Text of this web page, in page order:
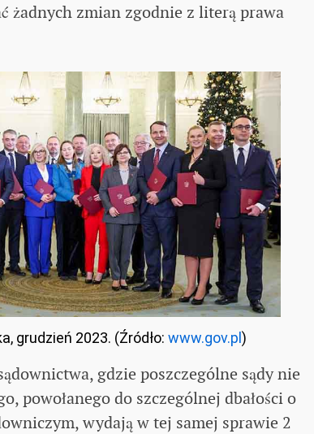
żadnych zmian zgodnie z literą prawa
grudzień 2023. (Źródło: www.gov.pl)
gdzie poszczególne sądy nie
powołanego do szczególnej dbałości o
wydają w tej samej sprawie 2